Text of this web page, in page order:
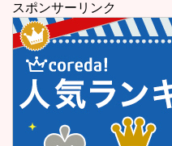
スポンサーリンク